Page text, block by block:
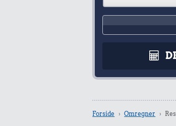
Forside Omregner